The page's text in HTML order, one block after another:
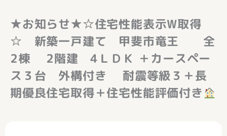
★お知らせ★☆住宅性能表示W取得
☆ 新築一戸建て 甲斐市竜王 全
2棟 2階建 4ＬＤＫ ＋カースペー
ス３台 外構付き 耐震等級３＋長
期優良住宅取得＋住宅性能評価付き